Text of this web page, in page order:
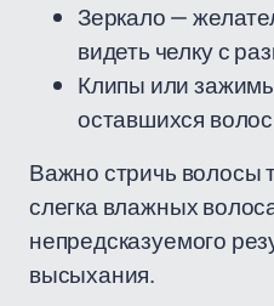
Зеркало —
видеть челку с
Клипы или
оставшихся
Важно стричь волосы
слегка влажных
непредсказуемого
высыхания.